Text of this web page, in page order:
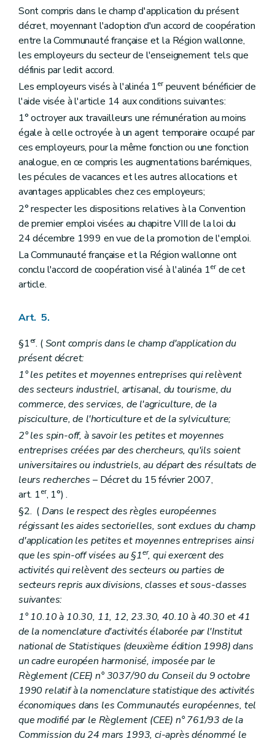
Sont compris dans le champ d'application du présent
décret, moyennant l'adoption d'un accord de coopération
entre la Communauté française et la Région wallonne,
les employeurs du secteur de l'enseignement tels que
définis par ledit accord.
Les employeurs visés à l'alinéa 1erpeuvent bénéficier de
l'aide visée à l'article 14 aux conditions suivantes:
1° octroyer aux travailleurs une rémunération au moins
égale à celle octroyée à un agent temporaire occupé par
ces employeurs, pour la même fonction ou une fonction
analogue, en ce compris les augmentations barémiques,
les pécules de vacances et les autres allocations et
avantages applicables chez ces employeurs;
2° respecter les dispositions relatives à la Convention
de premier emploi visées au chapitre VIII de la loi du
24 décembre 1999 en vue de la promotion de l'emploi.
La Communauté française et la Région wallonne ont
conclu l'accord de coopération visé à l'alinéa 1erde cet
article.
Art. 5.
§1er. (Sont compris dans le champ d'application du
présent décret:
1° les petites et moyennes entreprises qui relèvent
des secteurs industriel, artisanal, du tourisme, du
commerce, des services, de l'agriculture, de la
pisciculture, de l'horticulture et de la sylviculture;
2° les spin-off, à savoir les petites et moyennes
entreprises créées par des chercheurs, qu'ils soient
universitaires ou industriels, au départ des résultats de
leurs recherches – Décret du 15 février 2007,
art. 1er, 1°) .
§2. (Dans le respect des règles européennes
régissant les aides sectorielles, sont exclues du champ
d'application les petites et moyennes entreprises ainsi
que les spin-off visées au §1er, qui exercent des
activités qui relèvent des secteurs ou parties de
secteurs repris aux divisions, classes et sous-classes
suivantes:
1° 10.10 à 10.30, 11, 12, 23.30, 40.10 à 40.30 et 41
de la nomenclature d'activités élaborée par l'Institut
national de Statistiques (deuxième édition 1998) dans
un cadre européen harmonisé, imposée par le
Règlement (CEE) n° 3037/90 du Conseil du 9 octobre
1990 relatif à la nomenclature statistique des activités
économiques dans les Communautés européennes, tel
que modifié par le Règlement (CEE) n° 761/93 de la
Commission du 24 mars 1993, ci-après dénommé le